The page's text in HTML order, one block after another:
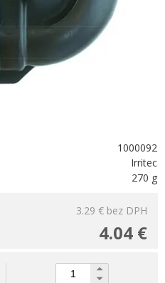
1000092
Irritec
270 g
3.29 € bez DPH
4.04 €